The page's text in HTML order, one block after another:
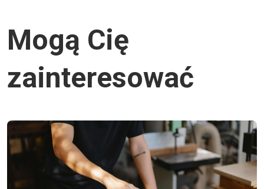
Mogą Cię
zainteresować